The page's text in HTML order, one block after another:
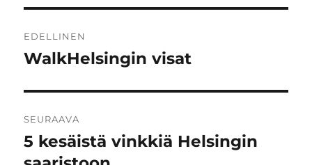
selaus
EDELLINEN
Edellinen
WalkHelsingin visat
SEURAAVA
Seuraava
artikkeli:
5 kesäistä vinkkiä Helsingin